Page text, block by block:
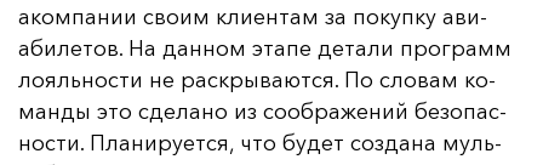
аком­па­нии сво­им кли­ен­там за по­куп­ку ави­
аби­ле­тов. На дан­ном эта­пе де­та­ли прог­рамм
ло­яль­нос­ти не рас­кры­ва­ют­ся. По сло­вам ко­
ман­ды это сде­ла­но из со­об­ра­же­ний бе­зо­пас­
нос­ти. Пла­ни­ру­ет­ся, что бу­дет соз­да­на муль­